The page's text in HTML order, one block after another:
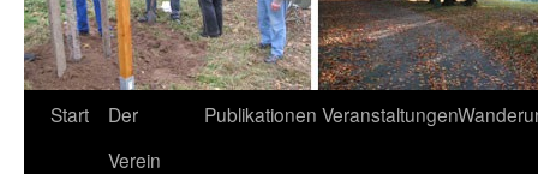
Start
Der
Verein
Publikationen Veranstaltungen